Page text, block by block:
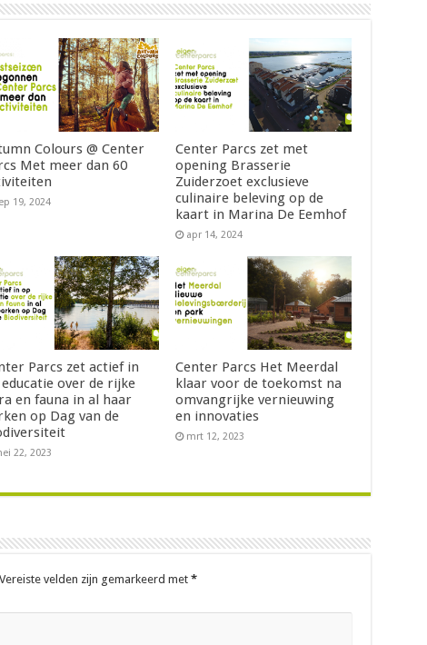
Colours @ Center
Met meer dan 60
19, 2024
Center Parcs zet met
opening Brasserie
Zuiderzoet exclusieve
culinaire beleving op de
kaart in Marina De Eemhof
apr 14, 2024
Parcs zet actief in
over de rijke
en fauna in al haar
op Dag van de
22, 2023
Center Parcs Het Meerdal
klaar voor de toekomst na
omvangrijke vernieuwing
en innovaties
mrt 12, 2023
Vereiste velden zijn gemarkeerd met *